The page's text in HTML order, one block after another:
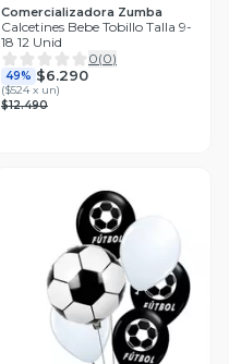
Comercializadora Zumba
Calcetines Bebe Tobillo Talla 9-
18 12 Unid
0(0)
49% $6.290
($524 x un)
$12.490